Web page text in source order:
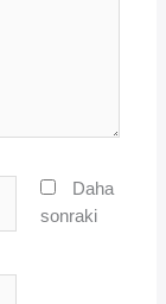
Daha
sonraki